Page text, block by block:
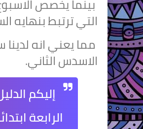
بينما يخصص
التي ترتبط بنهايه
مما يعني انه
الاسدس الثاني.
إليكم
الرابعة